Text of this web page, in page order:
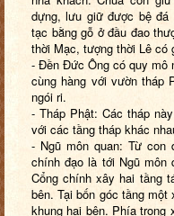
dựng, lưu giữ được bệ đá
tạc bằng gỗ ở đầu đao
thời Mạc, tượng thời Lê có
- Đền Đức Ông có quy mô
cùng hàng với vườn tháp
ngói ri.
- Tháp Phật: Các tháp
với các tầng tháp khác
- Ngũ môn quan: Từ con
chính đạo là tới Ngũ môn
Cổng chính xây hai tầng
bên. Tại bốn góc tầng
khung hai bên. Phía